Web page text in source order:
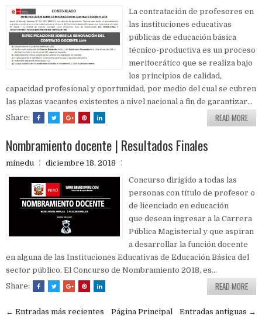
La contratación de profesores en
las instituciones educativas
públicas de educación básica
técnico-productiva es un proceso
meritocrático que se realiza bajo
los principios de calidad,
capacidad profesional y oportunidad, por medio del cual se cubren
las plazas vacantes existentes a nivel nacional a fin de garantizar...
Share:
READ MORE
Nombramiento docente | Resultados Finales
minedu
diciembre 18, 2018
Concurso dirigido a todas las
personas con título de profesor o
de licenciado en educación
que desean ingresar a la Carrera
Pública Magisterial y que aspiran
a desarrollar la función docente
en alguna de las Instituciones Educativas de Educación Básica del
sector público. El Concurso de Nombramiento 2018, es...
Share:
READ MORE
← Entradas más recientes Entradas antiguas →
Página Principal